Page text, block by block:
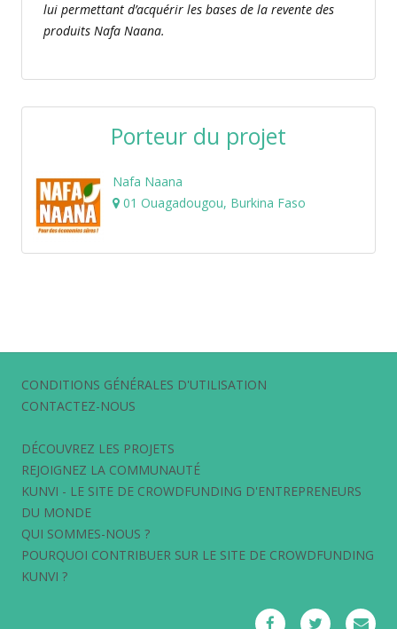
lui permettant d’acquérir les bases de la revente des
produits Nafa Naana.
Porteur du projet
Nafa Naana
01 Ouagadougou, Burkina Faso
CONDITIONS GÉNÉRALES D'UTILISATION
CONTACTEZ-NOUS
DÉCOUVREZ LES PROJETS
REJOIGNEZ LA COMMUNAUTÉ
KUNVI - LE SITE DE CROWDFUNDING D'ENTREPRENEURS
DU MONDE
QUI SOMMES-NOUS ?
POURQUOI CONTRIBUER SUR LE SITE DE CROWDFUNDING
KUNVI ?